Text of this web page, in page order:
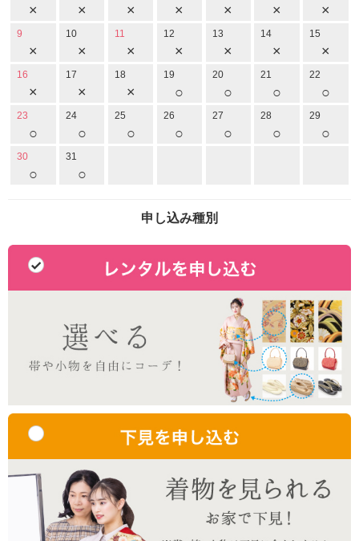
× × × × × × ×
9
×
10
×
11
×
12
×
13
×
14
×
15
×
16
×
17
×
18
×
19
○
20
○
21
○
22
○
23
○
24
○
25
○
26
○
27
○
28
○
29
○
30
○
31
○
申し込み種別